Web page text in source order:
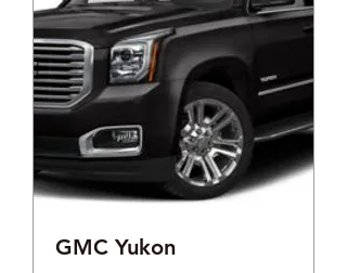
GMC Yukon